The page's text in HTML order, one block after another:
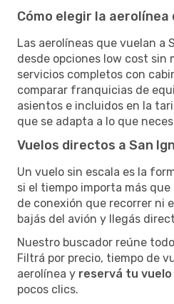
Cómo elegir la
Las aerolíneas que vuelan a
desde opciones low cost sin
servicios completos con
comparar franquicias de
asientos e incluidos en la
que se adapta a lo que
Vuelos directos a San
Un vuelo sin escala es la
si el tiempo importa más
de conexión que recorrer ni
bajás del avión y llegás
Nuestro buscador reúne
Filtrá por precio, tiempo de
aerolínea y reservá tu vuelo
pocos clics.